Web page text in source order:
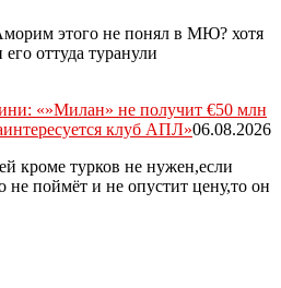
этого не понял в МЮ? хотя
оттуда туранули
«»Милан» не получит €50 млн
клуб АПЛ»06.08.2026
кроме турков не нужен,если
не поймёт и не опустит цену,то он